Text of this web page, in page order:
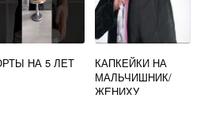
НА 5 ЛЕТ
КАПКЕЙКИ НА
МАЛЬЧИШНИК/
ЖЕНИХУ